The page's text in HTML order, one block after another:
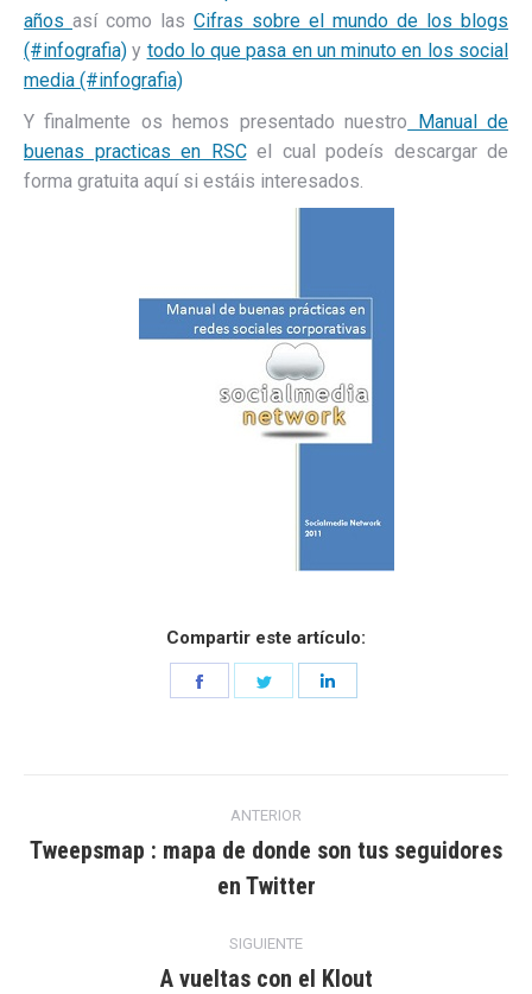
años así como las Cifras sobre el mundo de los blogs
(#infografia) y todo lo que pasa en un minuto en los social
media (#infografia)
Y finalmente os hemos presentado nuestro Manual de
buenas practicas en RSCel cual podeís descargar de
forma gratuita aquí si estáis interesados.
Compartir este artículo:
Share
entre
ANTERIOR
anterior:
Tweepsmap : mapa de donde son tus seguidores
en Twitter
SIGUIENTE
Entrada
A vueltas con el Klout